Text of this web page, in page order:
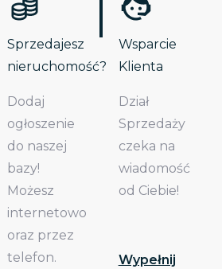
Sprzedajesz
nieruchomość?
Dodaj
ogłoszenie
do naszej
bazy!
Możesz
internetowo
oraz przez
telefon.
Wsparcie
Klienta
Dział
Sprzedaży
czeka na
wiadomość
od Ciebie!
Wypełnij